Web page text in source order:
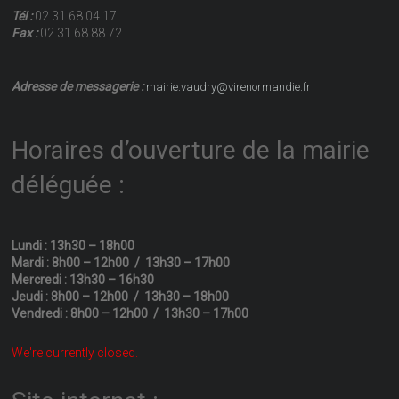
Tél :02.31.68.04.17
Fax :02.31.68.88.72
Adresse de messagerie :mairie.vaudry@virenormandie.fr
Horaires d’ouverture de la mairie
déléguée :
Lundi : 13h30 – 18h00
Mardi : 8h00 – 12h00 / 13h30 – 17h00
Mercredi : 13h30 – 16h30
Jeudi : 8h00 – 12h00 / 13h30 – 18h00
Vendredi : 8h00 – 12h00 / 13h30 – 17h00
We're currently closed.